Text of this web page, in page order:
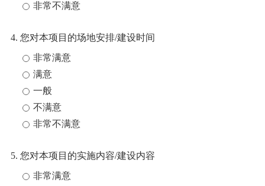
非常不满意
4. 您对本项目的场地安排/建设时间
非常满意
满意
一般
不满意
非常不满意
5. 您对本项目的实施内容/建设内容
非常满意